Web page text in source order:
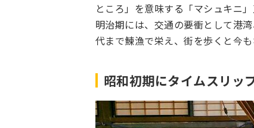
ところ」を意味する「マシュキニ
明治期には、交通の要衝として港
代まで鰊漁で栄え、街を歩くと今
昭和初期にタイムスリッ